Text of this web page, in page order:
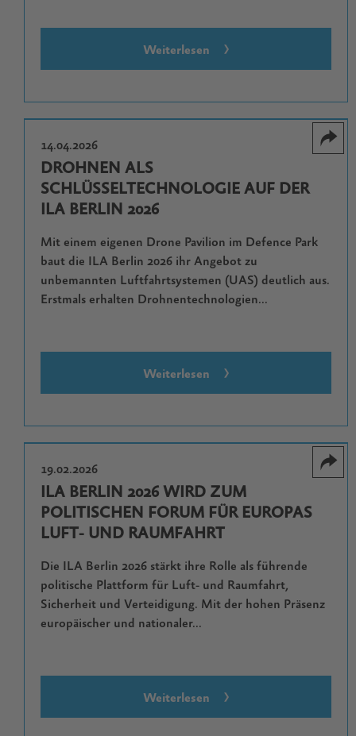
Weiterlesen
14.04.2026
DROHNEN ALS
SCHLÜSSELTECHNOLOGIE AUF DER
ILA BERLIN 2026
Mit einem eigenen Drone Pavilion im Defence Park
baut die ILA Berlin 2026 ihr Angebot zu
unbemannten Luftfahrtsystemen (UAS) deutlich aus.
Erstmals erhalten Drohnentechnologien...
Weiterlesen
19.02.2026
ILA BERLIN 2026 WIRD ZUM
POLITISCHEN FORUM FÜR EUROPAS
LUFT- UND RAUMFAHRT
Die ILA Berlin 2026 stärkt ihre Rolle als führende
politische Plattform für Luft- und Raumfahrt,
Sicherheit und Verteidigung. Mit der hohen Präsenz
europäischer und nationaler...
Weiterlesen